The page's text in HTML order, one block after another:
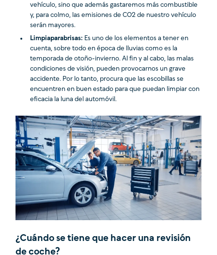
vehículo, sino que además gastaremos más combustible
y, para colmo, las emisiones de CO2 de nuestro vehículo
serán mayores.
Limpiaparabrisas: Es uno de los elementos a tener en
cuenta, sobre todo en época de lluvias como es la
temporada de otoño-invierno. Al fin y al cabo, las malas
condiciones de visión, pueden provocarnos un grave
accidente. Por lo tanto, procura que las escobillas se
encuentren en buen estado para que puedan limpiar con
eficacia la luna del automóvil.
¿Cuándo se tiene que hacer una revisión
de coche?